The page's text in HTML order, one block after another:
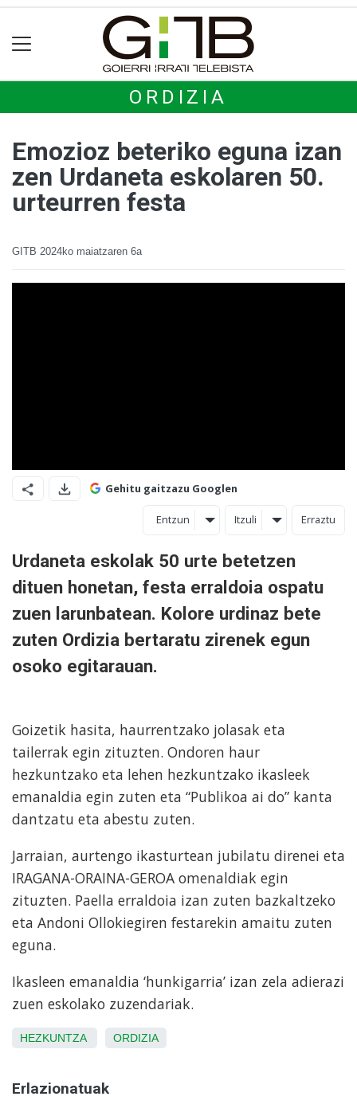
ORDIZIA
Emozioz beteriko eguna izan
zen Urdaneta eskolaren 50.
urteurren festa
GITB 2024ko maiatzaren 6a
Gehitu gaitzazu Googlen
Entzun Itzuli Erraztu
Urdaneta eskolak 50 urte betetzen
dituen honetan, festa erraldoia ospatu
zuen larunbatean. Kolore urdinaz bete
zuten Ordizia bertaratu zirenek egun
osoko egitarauan.
Goizetik hasita, haurrentzako jolasak eta
tailerrak egin zituzten. Ondoren haur
hezkuntzako eta lehen hezkuntzako ikasleek
emanaldia egin zuten eta “Publikoa ai do” kanta
dantzatu eta abestu zuten.
Jarraian, aurtengo ikasturtean jubilatu direnei eta
IRAGANA-ORAINA-GEROA omenaldiak egin
zituzten. Paella erraldoia izan zuten bazkaltzeko
eta Andoni Ollokiegiren festarekin amaitu zuten
eguna.
Ikasleen emanaldia ‘hunkigarria’ izan zela adierazi
zuen eskolako zuzendariak.
HEZKUNTZA ORDIZIA
Erlazionatuak